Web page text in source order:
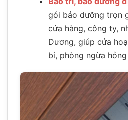
gói bảo dưỡng trọn
cửa hàng, công ty,
Dương, giúp cửa
bỉ, phòng ngừa